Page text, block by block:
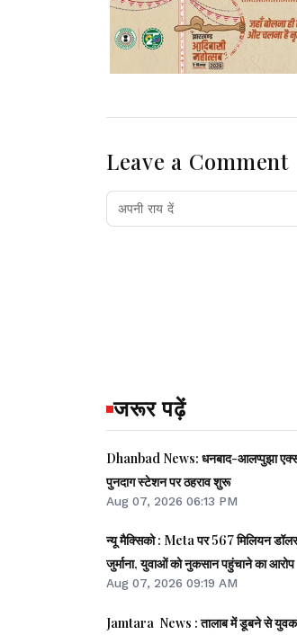
Leave a Comment
जरूर पढ़ें
Dhanbad News: धनबाद-आलप्पुझा
पुनदाग स्टेशन पर ठहराव शुरू
Aug 07, 2026 06:13 PM
न्यू मैक्सिको : Meta पर 567 मिलियन
जुर्माना, युवाओं को नुकसान पहुंचाने का आरोप
Aug 07, 2026 09:19 AM
Jamtara News : तालाब में डूबने से युवक